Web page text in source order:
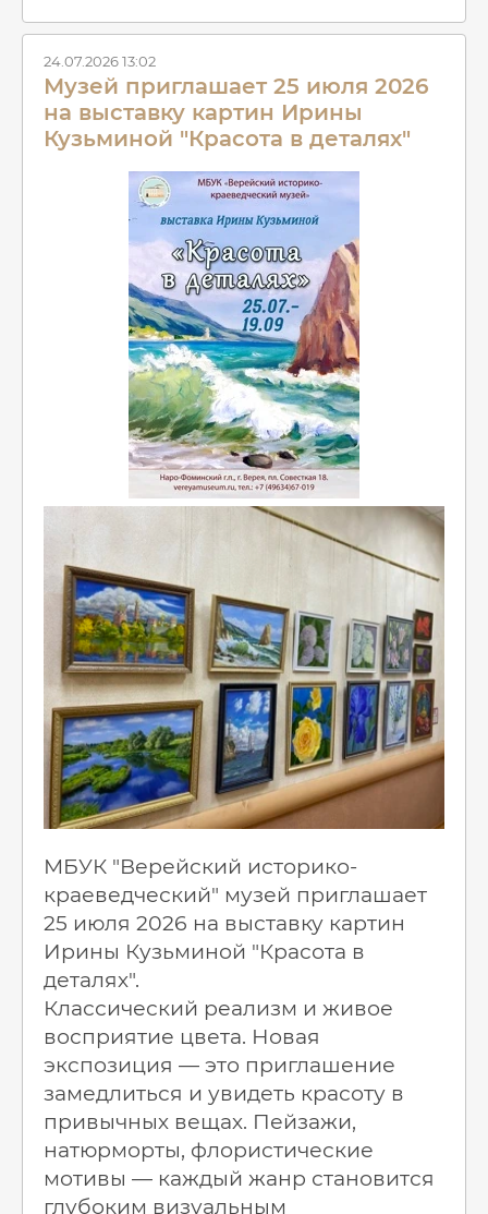
24.07.2026 13:02
Музей приглашает 25 июля 2026
на выставку картин Ирины
Кузьминой "Красота в деталях"
МБУК "Верейский историко-
краеведческий" музей приглашает
25 июля 2026 на выставку картин
Ирины Кузьминой "Красота в
деталях".
Классический реализм и живое
восприятие цвета. Новая
экспозиция — это приглашение
замедлиться и увидеть красоту в
привычных вещах. Пейзажи,
натюрморты, флористические
мотивы — каждый жанр становится
глубоким визуальным